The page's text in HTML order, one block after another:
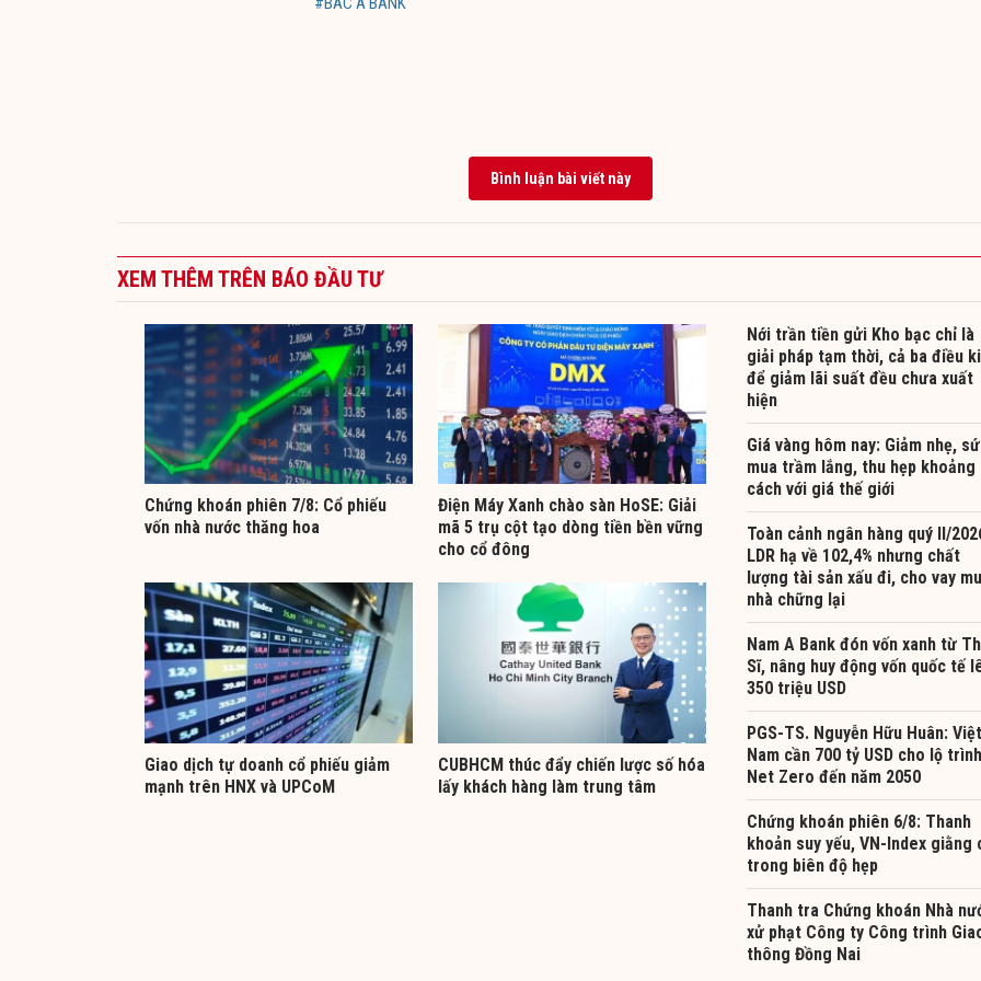
Bình luận bài viết này
XEM THÊM TRÊN BÁO ĐẦU TƯ
Chứng khoán phiên 7/8: Cổ phiếu
vốn nhà nước thăng hoa
Điện Máy Xanh chào sàn HoSE: Giải
mã 5 trụ cột tạo dòng tiền bền vững
cho cổ đông
Giao dịch tự doanh cổ phiếu giảm
mạnh trên HNX và UPCoM
CUBHCM thúc đẩy chiến lược số hóa
lấy khách hàng làm trung tâm
Nới trần tiền gửi Kho bạc chỉ là
giải pháp tạm thời, cả ba điều
để giảm lãi suất đều chưa xuất
hiện
Giá vàng hôm nay: Giảm nhẹ,
mua trầm lắng, thu hẹp khoảng
cách với giá thế giới
Toàn cảnh ngân hàng quý II/
LDR hạ về 102,4% nhưng chất
lượng tài sản xấu đi, cho vay
nhà chững lại
Nam A Bank đón vốn xanh từ
Sĩ, nâng huy động vốn quốc tế
350 triệu USD
PGS-TS. Nguyễn Hữu Huân: Việt
Nam cần 700 tỷ USD cho lộ trình
Net Zero đến năm 2050
Chứng khoán phiên 6/8: Thanh
khoản suy yếu, VN-Index giằng
trong biên độ hẹp
Thanh tra Chứng khoán Nhà
xử phạt Công ty Công trình
thông Đồng Nai